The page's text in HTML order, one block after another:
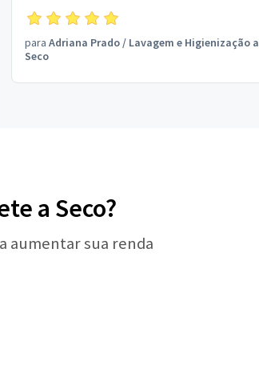
para Adriana Prado/ Lavagem e Higienização a
Seco
a Seco?
aumentar sua renda